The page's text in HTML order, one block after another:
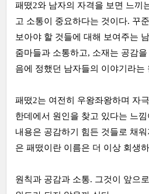
패떴2와 남자의 자격을 보면 느끼
고 소통이 중요하다는 것이다. 꾸
보아야 할 것들에 대해 보여주는
줌마들과 소통하고, 소재는 공감
음에 정했던 남자들의 이야기라는
패떴2는 여전히 우왕좌왕하며 자
한데에서 원인을 찾고 있다는 느
내용은 공감하기 힘든 것들로 채
은 패떴이란 이름은 더 이상 회생
원칙과 공감과 소통. 그것이 앞으